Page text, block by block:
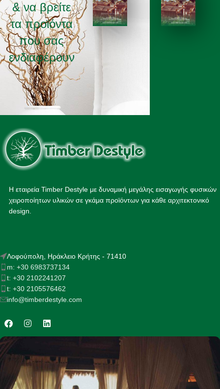
& να βρείτε
τα προϊόντα
που σας
ενδιαφέρουν
ΚΑΤΑΛΟΓΟΣ 2025
Η εταιρεία Timber Destyle με δυναμική μεγάλης εισαγωγής φυσικών
χειροποίητων υλικών σε γκάμα προϊόντων για κάθε αρχιτεκτονικό
design.
Λοφούπολη, Ηράκλειο Κρήτης - 71410
m: +30 6983737134
t: +30 2102241207
t: +30 2105576462
info@timberdestyle.com